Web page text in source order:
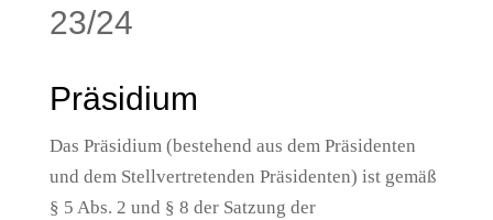
23/24
Präsidium
Das Präsidium (bestehend aus dem Präsidenten
und dem Stellvertretenden Präsidenten) ist gemäß
§ 5 Abs. 2 und § 8 der Satzung der